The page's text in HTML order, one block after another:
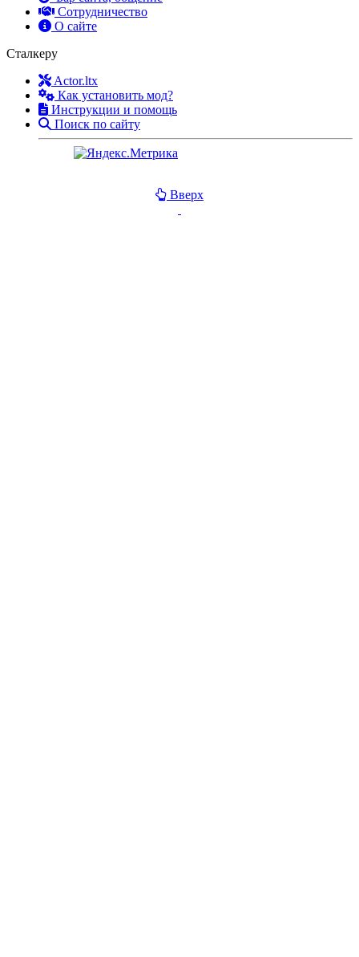
Сотрудничество
О сайте
Сталкеру
Actor.ltx
Как установить мод?
Инструкции и помощь
Поиск по сайту
Вверх